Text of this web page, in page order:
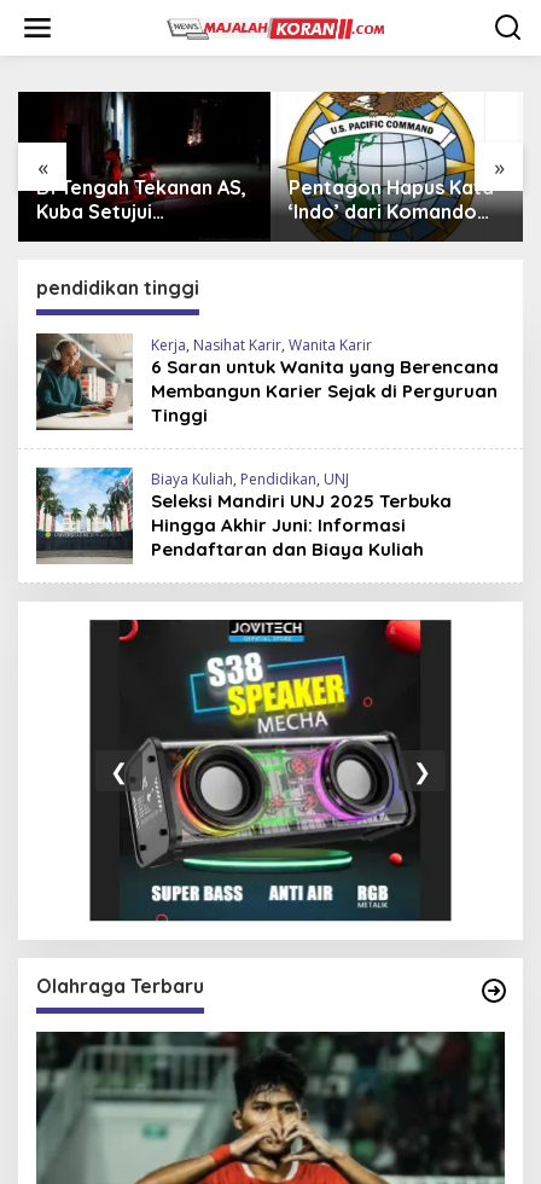
w
« »
Pentagon Hapus Kata
‘Indo’ dari Komando
Indo-Pasifik,
Iran Beli 20 Helikopter
Mi-17 dari Rusia,
Perkuat Armada Udara
pendidikan tinggi
Kerja, Nasihat Karir, Wanita Karir
6 Saran untuk Wanita yang Berencana
Membangun Karier Sejak di Perguruan
Tinggi
Biaya Kuliah, Pendidikan, UNJ
Seleksi Mandiri UNJ 2025 Terbuka
Hingga Akhir Juni: Informasi
Pendaftaran dan Biaya Kuliah
❮ ❯
Olahraga Terbaru